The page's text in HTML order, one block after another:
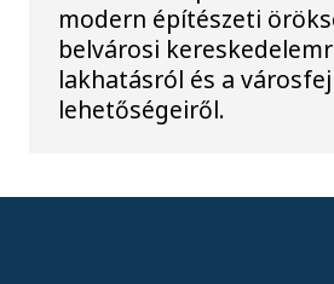
modern építészeti
belvárosi
lakhatásról és a
lehetőségeiről.